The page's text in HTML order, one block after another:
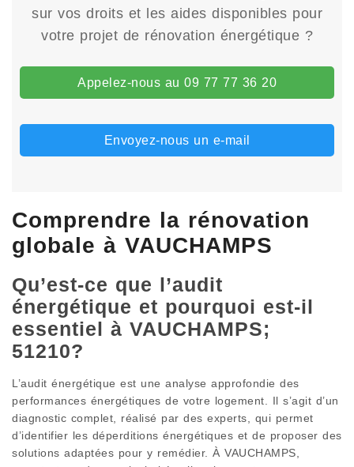
sur vos droits et les aides disponibles pour
votre projet de rénovation énergétique ?
Appelez-nous au 09 77 77 36 20
Envoyez-nous un e-mail
Comprendre la rénovation
globale à VAUCHAMPS
Qu’est-ce que l’audit
énergétique et pourquoi est-il
essentiel à VAUCHAMPS;
51210?
L’audit énergétique est une analyse approfondie des
performances énergétiques de votre logement. Il s’agit d’un
diagnostic complet, réalisé par des experts, qui permet
d’identifier les déperditions énergétiques et de proposer des
solutions adaptées pour y remédier. À VAUCHAMPS,